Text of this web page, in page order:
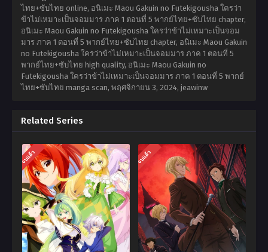
ไทย+ซับไทย online, อนิเมะ Maou Gakuin no Futekigousha ใครว่า
ข้าไม่เหมาะเป็นจอมมาร ภาค 1 ตอนที่ 5 พากย์ไทย+ซับไทย chapter,
อนิเมะ Maou Gakuin no Futekigousha ใครว่าข้าไม่เหมาะเป็นจอม
มาร ภาค 1 ตอนที่ 5 พากย์ไทย+ซับไทย chapter, อนิเมะ Maou Gakuin
no Futekigousha ใครว่าข้าไม่เหมาะเป็นจอมมาร ภาค 1 ตอนที่ 5
พากย์ไทย+ซับไทย high quality, อนิเมะ Maou Gakuin no
Futekigousha ใครว่าข้าไม่เหมาะเป็นจอมมาร ภาค 1 ตอนที่ 5 พากย์
ไทย+ซับไทย manga scan, พฤศจิกายน 3, 2024, jeawinw
Related Series
จบแล้ว จบแล้ว